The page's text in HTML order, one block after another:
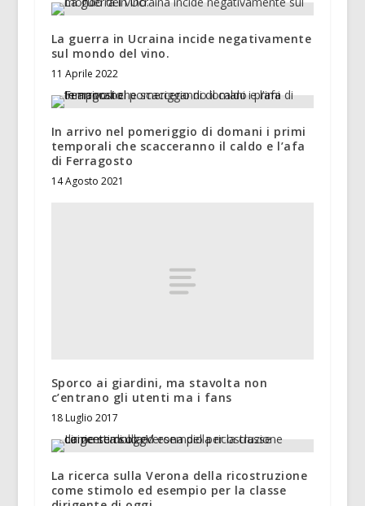
La guerra in Ucraina incide negativamente
sul mondo del vino.
11 Aprile 2022
In arrivo nel pomeriggio di domani i primi
temporali che scacceranno il caldo e l’afa
di Ferragosto
14 Agosto 2021
Sporco ai giardini, ma stavolta non
c’entrano gli utenti ma i fans
18 Luglio 2017
La ricerca sulla Verona della ricostruzione
come stimolo ed esempio per la classe